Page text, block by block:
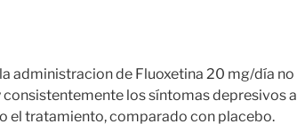
administracion de Fluoxetina 20 mg/día no
los síntomas depresivos a
el tratamiento, comparado con placebo.